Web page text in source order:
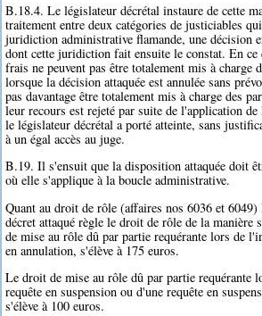
B.18.4. Le législateur décrétal instaure de cette
traitement entre deux catégories de justiciables
juridiction administrative flamande, une décision
dont cette juridiction fait ensuite le constat. En ce
frais ne peuvent pas être totalement mis à charge
lorsque la décision attaquée est annulée sans
pas davantage être totalement mis à charge des
leur recours est rejeté par suite de l'application
le législateur décrétal a porté atteinte, sans
à un égal accès au juge.
B.19. Il s'ensuit que la disposition attaquée doit
où elle s'applique à la boucle administrative.
Quant au droit de rôle (affaires nos 6036 et
décret attaqué règle le droit de rôle de la
de mise au rôle dû par partie requérante lors de
en annulation, s'élève à 175 euros.
Le droit de mise au rôle dû par partie requérante
requête en suspension ou d'une requête en
s'élève à 100 euros.